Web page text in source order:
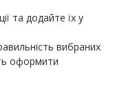
та додайте їх у
вибраних
оформити